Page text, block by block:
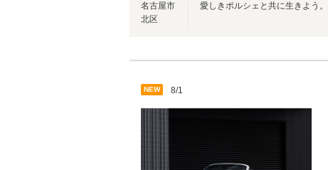
名古屋市
北区
愛しきポルシェと共に生きよう。
NEW 8/1